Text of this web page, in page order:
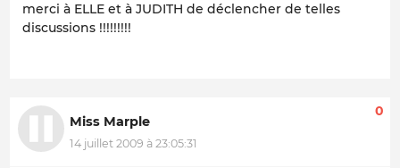
merci à ELLE et à JUDITH de déclencher de telles
discussions !!!!!!!!!
Miss Marple
14 juillet 2009 à 23:05:31
0